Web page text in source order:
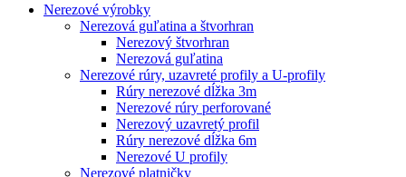
Nerezové výrobky
Nerezová guľatina a štvorhran
Nerezový štvorhran
Nerezová guľatina
Nerezové rúry, uzavreté profily a U-profily
Rúry nerezové dĺžka 3m
Nerezové rúry perforované
Nerezový uzavretý profil
Rúry nerezové dĺžka 6m
Nerezové U profily
Nerezové platničky